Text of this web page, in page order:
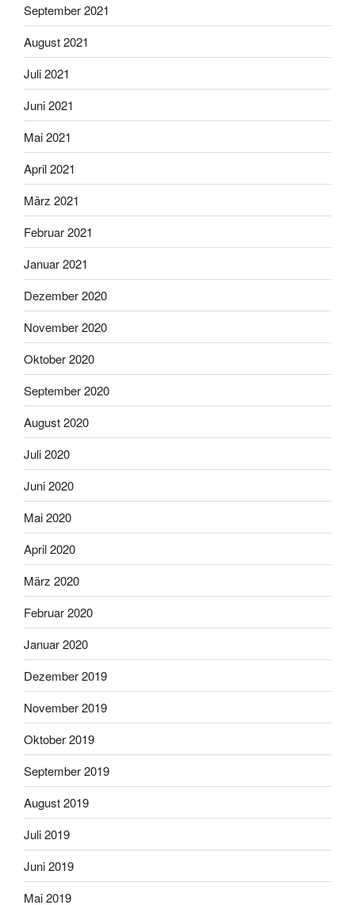
September 2021
August 2021
Juli 2021
Juni 2021
Mai 2021
April 2021
März 2021
Februar 2021
Januar 2021
Dezember 2020
November 2020
Oktober 2020
September 2020
August 2020
Juli 2020
Juni 2020
Mai 2020
April 2020
März 2020
Februar 2020
Januar 2020
Dezember 2019
November 2019
Oktober 2019
September 2019
August 2019
Juli 2019
Juni 2019
Mai 2019